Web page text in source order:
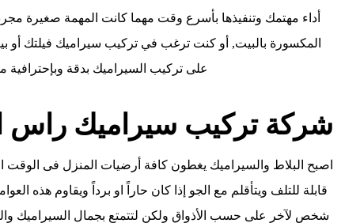
أداء مهتمك وتنفيذها بأسرع وقت مهما كانت المهمة صغيرة
المكسورة بالبيت, أو كنت ترغب في تركيب سيراميك فيلتك أو
على تركيب السيراميك بدقة وبإحترافية
شركة تركيب سيراميك راس
اصبح البلاط والسيراميك يغطون كافة أرضيات المنزل فى الوقت
قابلة للتلف ويتأقلم مع الجو إذا كان حاراً او برداً ويقاوم هذه
شخص لآخر على حسب الأذواق ولكن لتتمتع بجمال السيراميك